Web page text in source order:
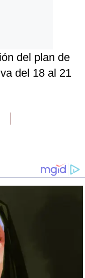
del plan de
del 18 al 21